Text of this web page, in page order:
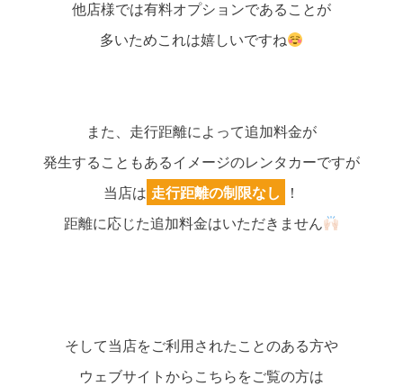
他店様では有料オプションであることが
多いためこれは嬉しいですね
また、走行距離によって追加料金が
発生することもあるイメージのレンタカーですが
当店は 走行距離の制限なし
！
距離に応じた追加料金はいただきません
そして当店をご利用されたことのある方や
ウェブサイトからこちらをご覧の方は